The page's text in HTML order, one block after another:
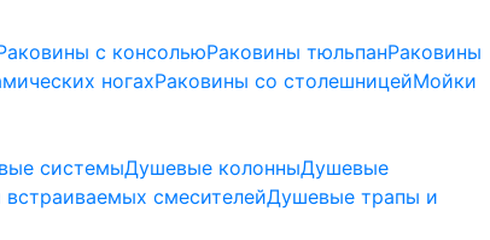
с консольюРаковины тюльпанРаковины
ногахРаковины со столешницейМойки
системыДушевые колонныДушевые
смесителейДушевые трапы и